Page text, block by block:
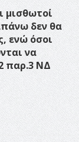
μισθωτοί
δεν θα
ενώ όσοι
να
παρ.3 ΝΔ